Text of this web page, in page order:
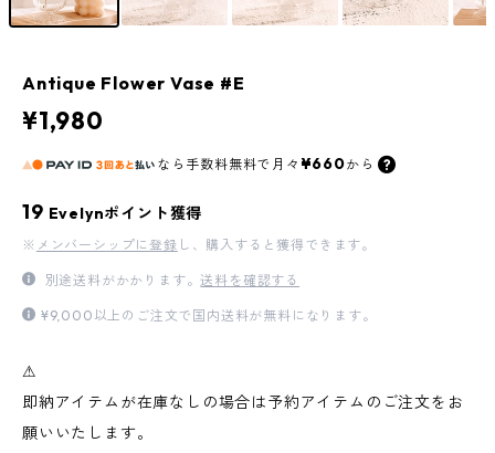
Antique Flower Vase #E
¥1,980
なら 手数料無料で 月々 ¥660から
19 Evelynポイント獲得
※ メンバーシップに登録 し、購入すると獲得できます。
別途送料がかかります。送料を確認する
¥9,000以上のご注文で国内送料が無料になります。
⚠︎
即納アイテムが在庫なしの場合は予約アイテムのご注文をお
願いいたします。